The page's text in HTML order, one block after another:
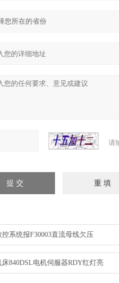
请
系统报F30003直流母线欠压
840DSL电机伺服器RDY红灯亮